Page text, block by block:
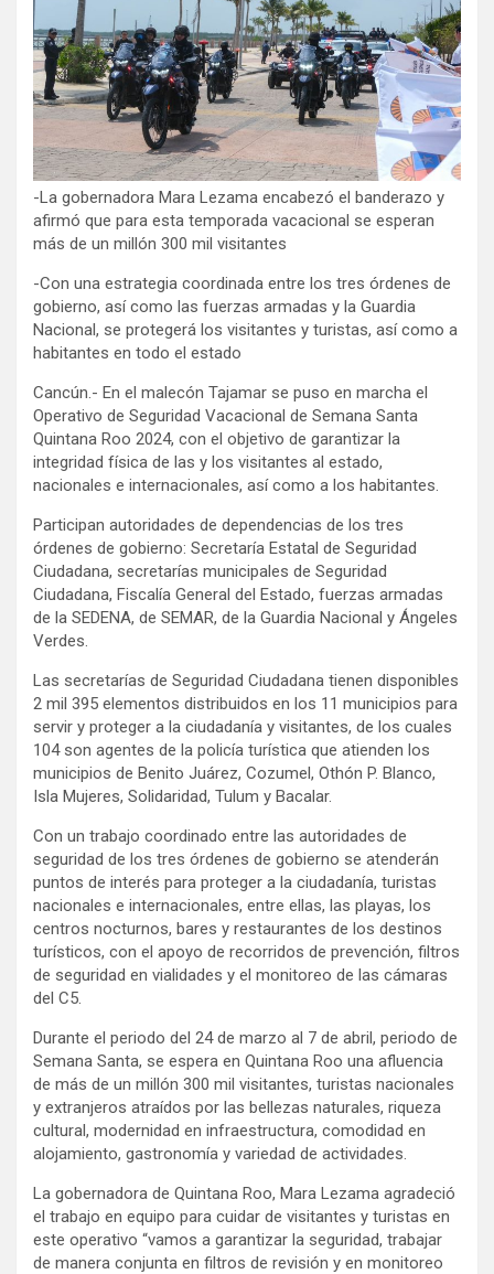
-La gobernadora Mara Lezama encabezó el banderazo y
afirmó que para esta temporada vacacional se esperan
más de un millón 300 mil visitantes
-Con una estrategia coordinada entre los tres órdenes de
gobierno, así como las fuerzas armadas y la Guardia
Nacional, se protegerá los visitantes y turistas, así como a
habitantes en todo el estado
Cancún.- En el malecón Tajamar se puso en marcha el
Operativo de Seguridad Vacacional de Semana Santa
Quintana Roo 2024, con el objetivo de garantizar la
integridad física de las y los visitantes al estado,
nacionales e internacionales, así como a los habitantes.
Participan autoridades de dependencias de los tres
órdenes de gobierno: Secretaría Estatal de Seguridad
Ciudadana, secretarías municipales de Seguridad
Ciudadana, Fiscalía General del Estado, fuerzas armadas
de la SEDENA, de SEMAR, de la Guardia Nacional y Ángeles
Verdes.
Las secretarías de Seguridad Ciudadana tienen disponibles
2 mil 395 elementos distribuidos en los 11 municipios para
servir y proteger a la ciudadanía y visitantes, de los cuales
104 son agentes de la policía turística que atienden los
municipios de Benito Juárez, Cozumel, Othón P. Blanco,
Isla Mujeres, Solidaridad, Tulum y Bacalar.
Con un trabajo coordinado entre las autoridades de
seguridad de los tres órdenes de gobierno se atenderán
puntos de interés para proteger a la ciudadanía, turistas
nacionales e internacionales, entre ellas, las playas, los
centros nocturnos, bares y restaurantes de los destinos
turísticos, con el apoyo de recorridos de prevención, filtros
de seguridad en vialidades y el monitoreo de las cámaras
del C5.
Durante el periodo del 24 de marzo al 7 de abril, periodo de
Semana Santa, se espera en Quintana Roo una afluencia
de más de un millón 300 mil visitantes, turistas nacionales
y extranjeros atraídos por las bellezas naturales, riqueza
cultural, modernidad en infraestructura, comodidad en
alojamiento, gastronomía y variedad de actividades.
La gobernadora de Quintana Roo, Mara Lezama agradeció
el trabajo en equipo para cuidar de visitantes y turistas en
este operativo “vamos a garantizar la seguridad, trabajar
de manera conjunta en filtros de revisión y en monitoreo